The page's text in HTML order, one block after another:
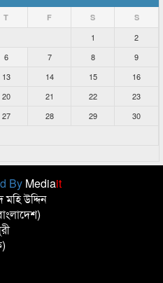
T F S S
1
2
6 7 8
9
13 14 15
16
20 21 22
23
27 28 29
30
By Mediait
মহি উদ্দিন